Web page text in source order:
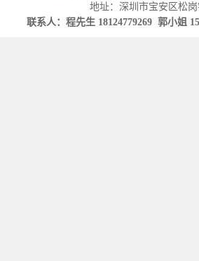
地址：深圳市宝安区松
联系人：程先生 18124779269 郭小姐